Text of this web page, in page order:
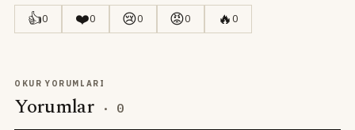
👍0 ❤️0 😢0 😡0 🔥0
OKUR YORUMLARI
Yorumlar · 0